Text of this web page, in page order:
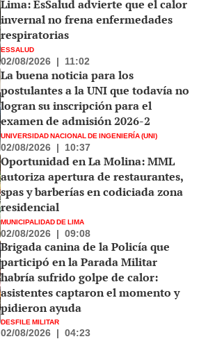
Lima: EsSalud advierte que el calor
invernal no frena enfermedades
respiratorias
ESSALUD
02/08/2026 | 11:02
La buena noticia para los
postulantes a la UNI que todavía no
logran su inscripción para el
examen de admisión 2026-2
UNIVERSIDAD NACIONAL DE INGENIERÍA (UNI)
02/08/2026 | 10:37
Oportunidad en La Molina: MML
autoriza apertura de restaurantes,
spas y barberías en codiciada zona
residencial
MUNICIPALIDAD DE LIMA
02/08/2026 | 09:08
Brigada canina de la Policía que
participó en la Parada Militar
habría sufrido golpe de calor:
asistentes captaron el momento y
pidieron ayuda
DESFILE MILITAR
02/08/2026 | 04:23